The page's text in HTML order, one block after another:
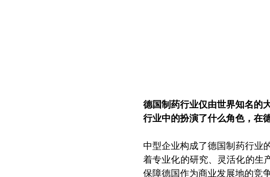
德国制药行业仅由世界知名的
行业中的扮演了什么角色，在
中型企业构成了德国制药行业
着专业化的研究、灵活化的生
保障德国作为商业发展地的竞